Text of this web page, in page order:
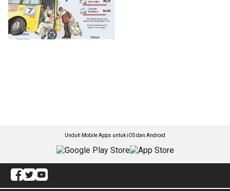
Unduh Mobile Apps untuk iOS dan Android